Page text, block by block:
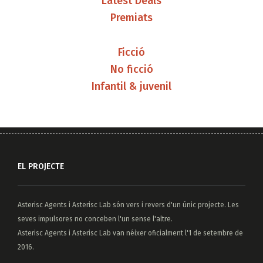
Premiats
Ficció
No ficció
Infantil & juvenil
EL PROJECTE
Asterisc Agents i Asterisc Lab són vers i revers d'un únic projecte. Les
seves impulsores no conceben l'un sense l'altre.
Asterisc Agents i Asterisc Lab van néixer oficialment l'1 de setembre de
2016.